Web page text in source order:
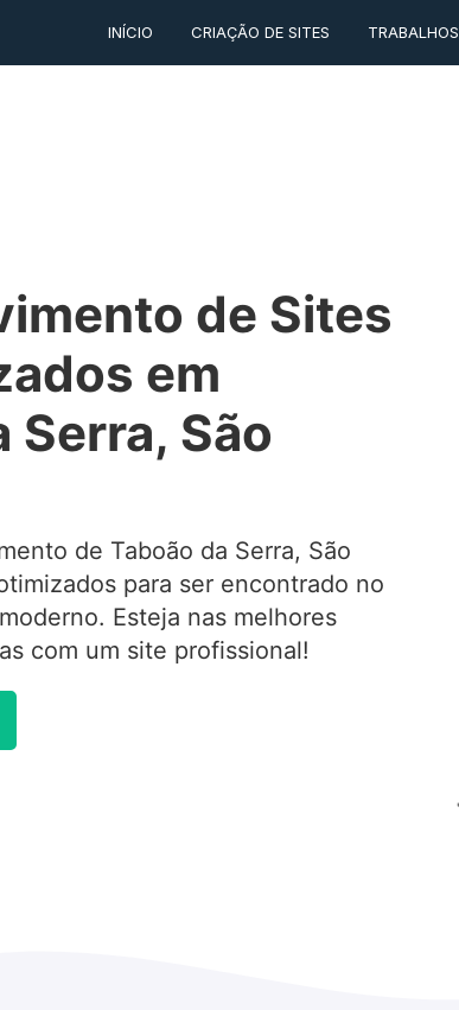
INÍCIO CRIAÇÃO DE SITES TRABALHOS
de Sites
em
Serra, São
de Taboão da Serra, São
para ser encontrado no
Esteja nas melhores
com um site profissional!